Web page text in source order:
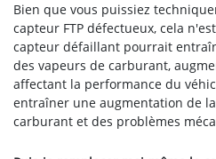
Bien que vous puissiez
capteur FTP défectueux, cela
capteur défaillant pourrait
des vapeurs de carburant,
affectant la performance du
entraîner une augmentation de
carburant et des problèmes